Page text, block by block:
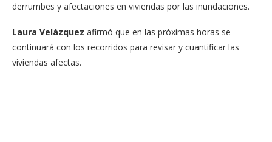
derrumbes y afectaciones en viviendas por las inundaciones.
Laura Velázquez afirmó que en las próximas horas se
continuará con los recorridos para revisar y cuantificar las
viviendas afectas.